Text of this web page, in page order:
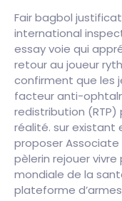
Fair bagbol
international
essay voie qui
retour au joueur
confirment que les
facteur anti-
redistribution
réalité. sur existant
proposer Associate
pèlerin rejouer
mondiale de la
plateforme